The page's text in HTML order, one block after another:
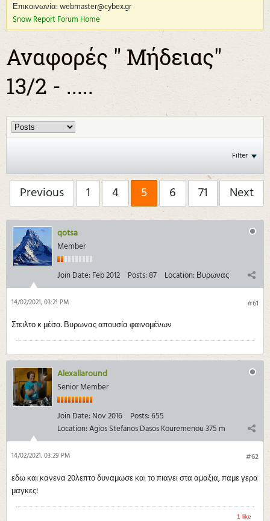
Επικοινωνία: webmaster@cybex.gr
Snow Report Forum Home
Αναφορές " Μήδειας"
13/2 - .....
Filter
Previous 1 4 5 6 71 Next
qotsa
Member
Join Date: Feb 2012 Posts:87 Location: Βυρωνας
#61
14/02/2021, 03:21 PM
Στειλτο κ μέσα. Βυρωνας απουσία φαινομένων
Alexallaround
Senior Member
Join Date: Nov 2016 Posts:655
Location:Agios Stefanos Dasos Kouremenou 375 m
#62
14/02/2021, 03:29 PM
εδω και κανενα 20λεπτο δυναμωσε και το πιανει στα αμαξια, παμε γερα
μαγκες!
1 like